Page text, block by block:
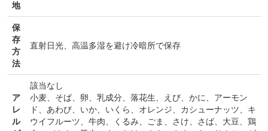
地
保
存
方
法
直射日光、高温多湿を避け冷暗所で保存
ア
レ
ル
該当なし
小麦、 そば、 卵、 乳成分、 落花生、 えび、 かに、 アーモン
ド、 あわび、 いか、 いくら、 オレンジ、 カシューナッツ、 キ
ウイフルーツ、 牛肉、 くるみ、 ごま 、 さけ、 さば、 大豆、 鶏